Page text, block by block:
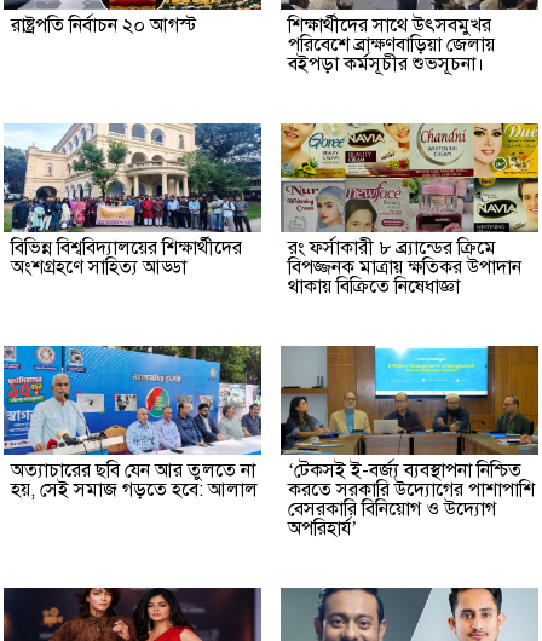
রাষ্ট্রপতি নির্বাচন ২০ আগস্ট
শিক্ষার্থীদের সাথে উৎসবমুখর
পরিবেশে ব্রাক্ষণবাড়িয়া জেলায়
বইপড়া কর্মসূচীর শুভসূচনা।
বিভিন্ন বিশ্ববিদ্যালয়ের শিক্ষার্থীদের
অংশগ্রহণে সাহিত্য আড্ডা
রং ফর্সাকারী ৮ ব্র্যান্ডের ক্রিমে
বিপজ্জনক মাত্রায় ক্ষতিকর উপাদান
থাকায় বিক্রিতে নিষেধাজ্ঞা
অত্যাচারের ছবি যেন আর তুলতে না
হয়, সেই সমাজ গড়তে হবে: আলাল
‘টেকসই ই-বর্জ্য ব্যবস্থাপনা নিশ্চিত
করতে সরকারি উদ্যোগের পাশাপাশি
বেসরকারি বিনিয়োগ ও উদ্যোগ
অপরিহার্য’